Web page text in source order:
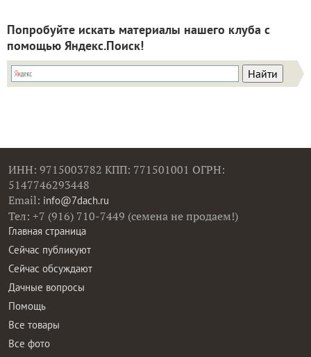
Попробуйте искать материалы нашего клуба с
помощью Яндекс.Поиск!
ИНН: 9715003782 КПП: 771501001 ОГРН:
5147746293448
Email: info@7dach.ru
Тел: +7 (916) 710-7449 (семена не продаем!)
Главная страница
Сейчас публикуют
Сейчас обсуждают
Дачные вопросы
Помощь
Все товары
Все фото